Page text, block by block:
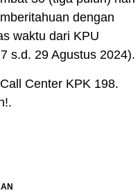
dengan
waktu dari KPU
s.d. 29 Agustus 2024).
Center KPK 198.